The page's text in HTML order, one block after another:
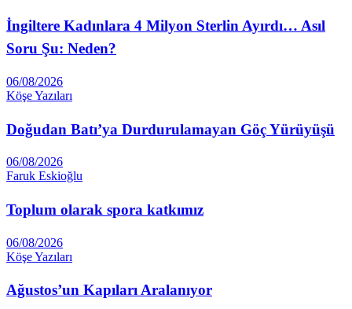
İngiltere Kadınlara 4 Milyon Sterlin Ayırdı… Asıl
Soru Şu: Neden?
06/08/2026
Köşe Yazıları
Doğudan Batı’ya Durdurulamayan Göç Yürüyüşü
06/08/2026
Faruk Eskioğlu
Toplum olarak spora katkımız
06/08/2026
Köşe Yazıları
Ağustos’un Kapıları Aralanıyor